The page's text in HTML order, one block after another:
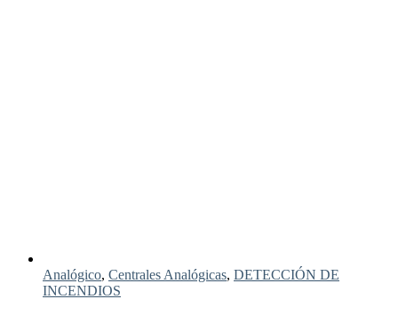
Analógico, Centrales Analógicas, DETECCIÓN DE
INCENDIOS